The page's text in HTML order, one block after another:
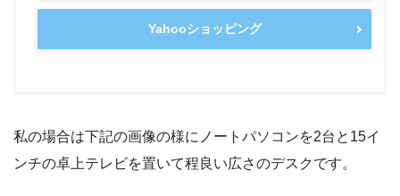
Yahooショッピング
私の場合は下記の画像の様にノートパソコンを2台と15イ
ンチの卓上テレビを置いて程良い広さのデスクです。